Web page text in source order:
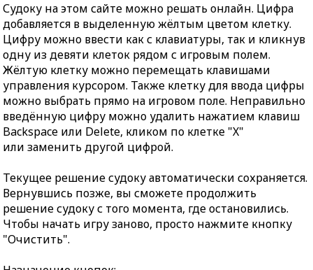
Судоку на этом сайте можно решать онлайн. Цифра
добавляется в выделенную жёлтым цветом клетку.
Цифру можно ввести как с клавиатуры, так и кликнув
одну из девяти клеток рядом с игровым полем.
Жёлтую клетку можно перемещать клавишами
управления курсором. Также клетку для ввода цифры
можно выбрать прямо на игровом поле. Неправильно
введённую цифру можно удалить нажатием клавиш
Backspace или Delete, кликом по клетке "X"
или заменить другой цифрой.
Текущее решение судоку автоматически сохраняется.
Вернувшись позже, вы сможете продолжить
решение судоку с того момента, где остановились.
Чтобы начать игру заново, просто нажмите кнопку
"Очистить".